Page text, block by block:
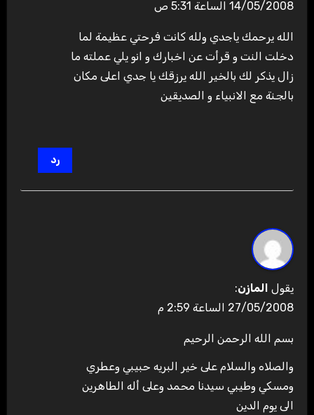
14/05/2008 الساعة 5:31 ص
الله يرحمك ياجدي ولله كانت فرحتي عظيمة لما
دخلت النت و قرأت عن اخبارك و انو يلي عملته ما
زال يذكر لك بالخير الله يرزقك يا جدي اعلى مكان
بالجنة مع الانبياء و الصديقين
رد
يقول المازن:
27/05/2008 الساعة 2:59 م
بسم الله الرحمن الرحيم
والصلاه والسلام على خير البريه حبيبي وعطري
ومسكي وطيبي سيدنا محمد وعلى أله الطاهرين
الى يوم الدين